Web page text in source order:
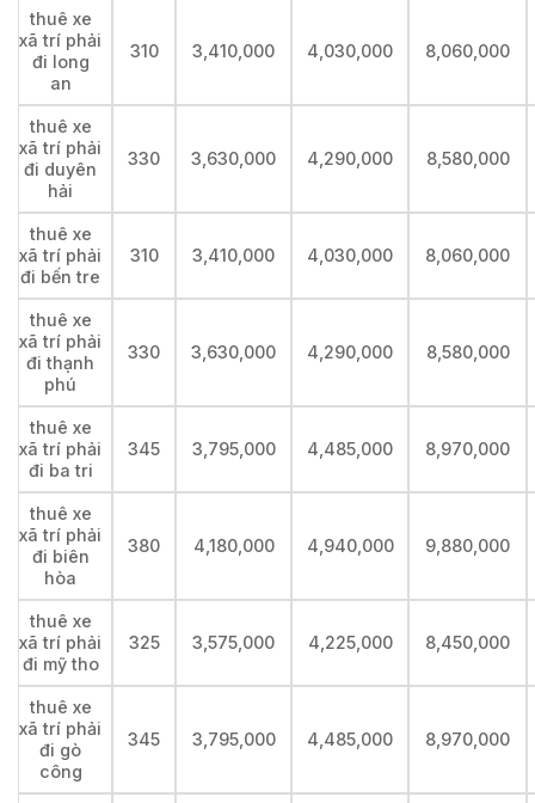
thuê xe
xã trí phải
đi long
an
310 3,410,000 4,030,000 8,060,000
thuê xe
xã trí phải
đi duyên
hải
330 3,630,000 4,290,000 8,580,000
thuê xe
xã trí phải
đi bến tre
310 3,410,000 4,030,000 8,060,000
thuê xe
xã trí phải
đi thạnh
phú
330 3,630,000 4,290,000 8,580,000
thuê xe
xã trí phải
đi ba tri
345 3,795,000 4,485,000 8,970,000
thuê xe
xã trí phải
đi biên
hòa
380 4,180,000 4,940,000 9,880,000
thuê xe
xã trí phải
đi mỹ tho
325 3,575,000 4,225,000 8,450,000
thuê xe
xã trí phải
đi gò
công
345 3,795,000 4,485,000 8,970,000